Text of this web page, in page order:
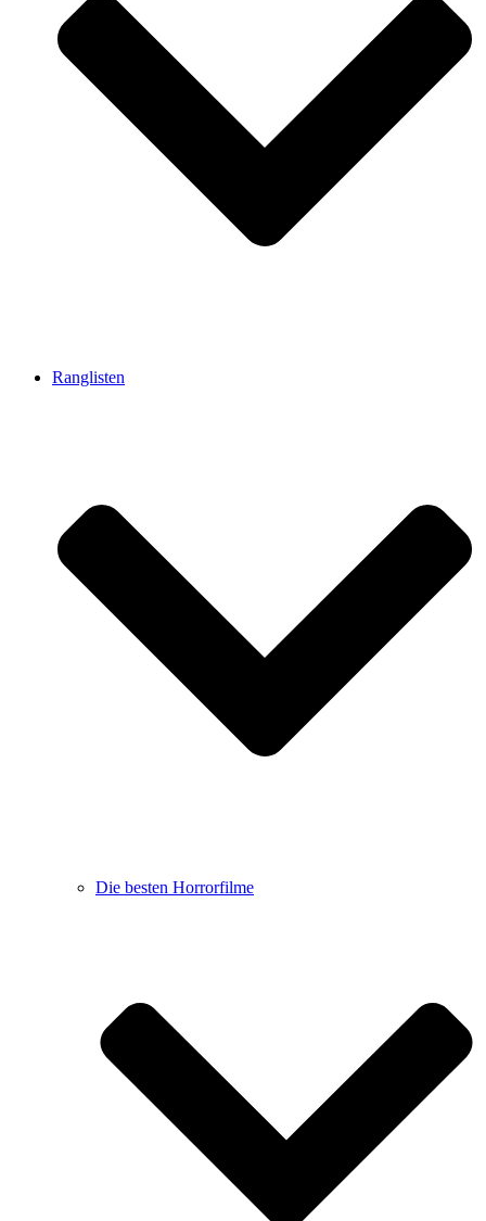
Ranglisten
Die besten Horrorfilme